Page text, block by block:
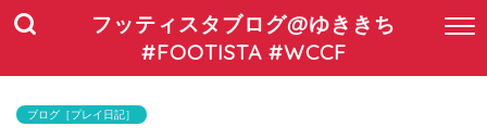
フッティスタブログ@ゆききち
#FOOTISTA #WCCF
ブログ［プレイ日記］